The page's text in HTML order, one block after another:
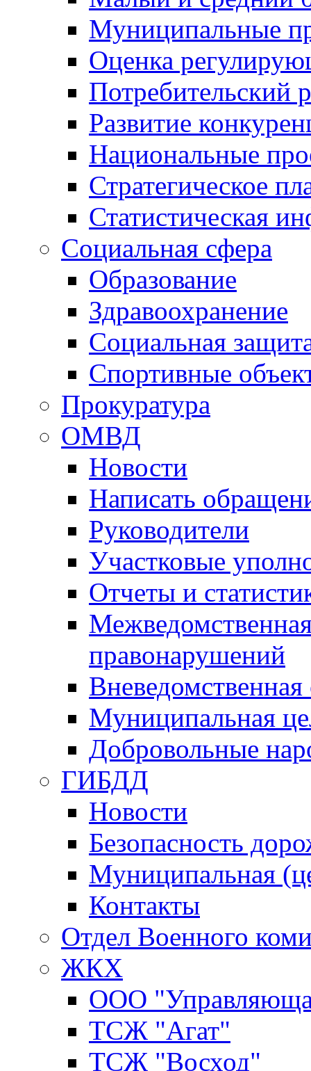
Муниципальные
Оценка
Потребительский
Развитие
Национальные
Стратегическое
Статистическая
Социальная сфера
Образование
Здравоохранение
Социальная
Спортивные
Прокуратура
ОМВД
Новости
Написать
Руководители
Участковые
Отчеты и
правонарушений
Вневедомственная
Муниципальная
Добровольные
ГИБДД
Новости
Безопасность
Муниципальная
Контакты
Отдел Военного
ЖКХ
ООО
ТСЖ "Агат"
ТСЖ "Восход"